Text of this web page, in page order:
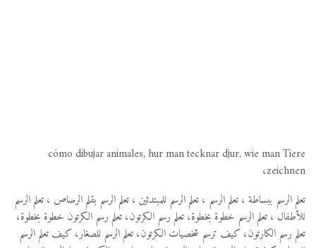
cómo dibujar animales, hur man tecknar djur, wie man Tiere
zeichnen،
تعلم الرسم ببساطة ، تعلم الرسم ، تعلم الرسم للمبتدئين ، تعلم الرسم بقلم الرصاص ، تعلم الرسم
للأطفال ، تعلم الرسم خطوة بخطوة، تعلم رسم الكرتون، تعلم رسم الكرتون خطوة بخطوة،
تعلم رسم الكارتون، كيف ترسم شخصيات الكرتون، تعلم الرسم للصغار، كيف تعلم الرسم